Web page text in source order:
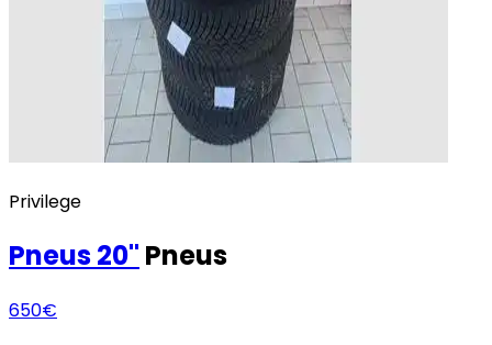
Privilege
Pneus20" Pneus
650€